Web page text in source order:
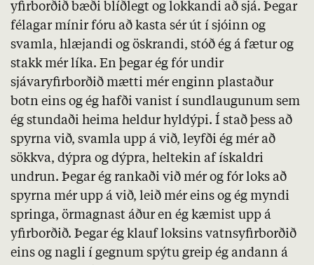
yfirborðið bæði blíðlegt og lokkandi að sjá. Þegar
félagar mínir fóru að kasta sér út í sjóinn og
svamla, hlæjandi og öskrandi, stóð ég á fætur og
stakk mér líka. En þegar ég fór undir
sjávaryfirborðið mætti mér enginn plastaður
botn eins og ég hafði vanist í sundlaugunum sem
ég stundaði heima heldur hyldýpi. Í stað þess að
spyrna við, svamla upp á við, leyfði ég mér að
sökkva, dýpra og dýpra, heltekin af ískaldri
undrun. Þegar ég rankaði við mér og fór loks að
spyrna mér upp á við, leið mér eins og ég myndi
springa, örmagnast áður en ég kæmist upp á
yfirborðið. Þegar ég klauf loksins vatnsyfirborðið
eins og nagli í gegnum spýtu greip ég andann á